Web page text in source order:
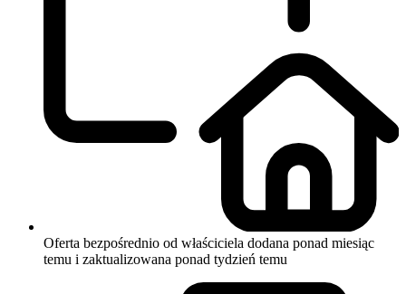
Oferta bezpośrednio od właściciela dodana ponad miesiąc
temu i zaktualizowana ponad tydzień temu